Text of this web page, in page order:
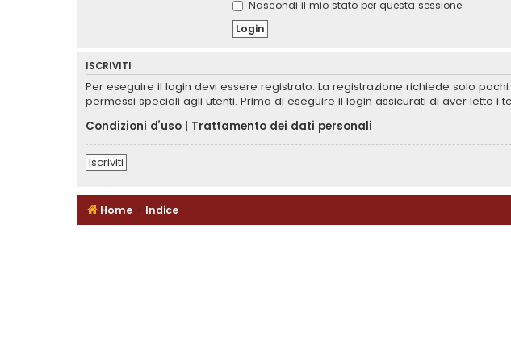
Nascondi il mio stato per questa sessione
ISCRIVITI
Per eseguire il login devi essere registrato. La registrazione richiede solo
permessi speciali agli utenti. Prima di eseguire il login assicurati di aver letto i
Condizioni d’uso
Trattamento dei dati personali
Iscriviti
Home Indice